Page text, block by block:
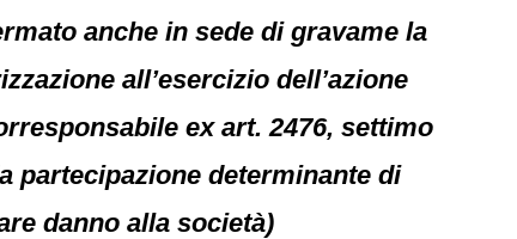
anche in sede di gravame la
all’esercizio dell’azione
ex art. 2476, settimo
partecipazione determinante di
danno alla società)